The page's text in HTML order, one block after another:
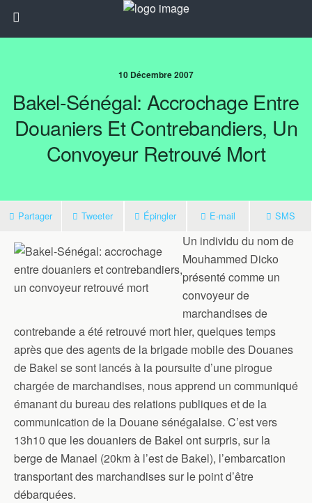
10 Décembre 2007
Bakel-Sénégal: Accrochage Entre
Douaniers Et Contrebandiers, Un
Convoyeur Retrouvé Mort
Partager Tweeter Épingler E-mail SMS
Un individu du nom de
Mouhammed Dicko
présenté comme un
convoyeur de
marchandises de
contrebande a été retrouvé mort hier, quelques temps
après que des agents de la brigade mobile des Douanes
de Bakel se sont lancés à la poursuite d’une pirogue
chargée de marchandises, nous apprend un communiqué
émanant du bureau des relations publiques et de la
communication de la Douane sénégalaise. C’est vers
13h10 que les douaniers de Bakel ont surpris, sur la
berge de Manael (20km à l’est de Bakel), l’embarcation
transportant des marchandises sur le point d’être
débarquées.